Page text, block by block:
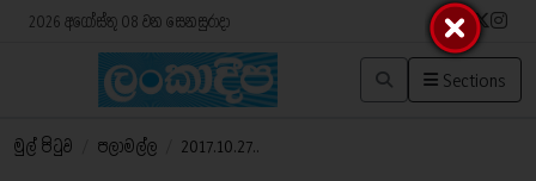
2026 අගෝස්තු 08 වන සෙනසුරාදා
Sections
මුල් පිටුව පලාමල්ල 2017.10.27..